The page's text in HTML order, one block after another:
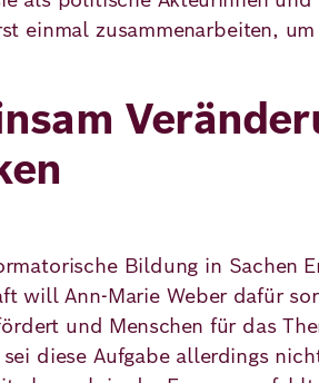
einmal zusammenarbeiten,
Bildung in Sachen
will Ann-Marie Weber dafür
und Menschen für das
diese Aufgabe allerdings